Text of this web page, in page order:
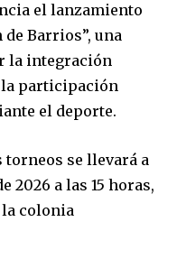
el lanzamiento
Barrios”, una
la integración
la participación
el deporte.
se llevará a
2026 a las 15 horas,
la colonia